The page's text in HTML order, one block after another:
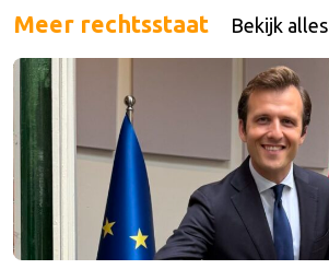
Meer rechtsstaat Bekijk alles